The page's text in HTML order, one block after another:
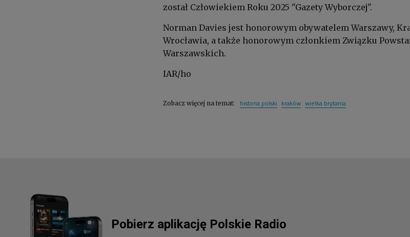
został Człowiekiem Roku 2025 "Gazety Wyborczej".
Norman Davies jest honorowym obywatelem Warszawy,
Wrocławia, a także honorowym członkiem Związku
Warszawskich.
IAR/ho
Zobacz więcej na temat: historia polski kraków wielka brytania
Pobierz aplikację Polskie Radio